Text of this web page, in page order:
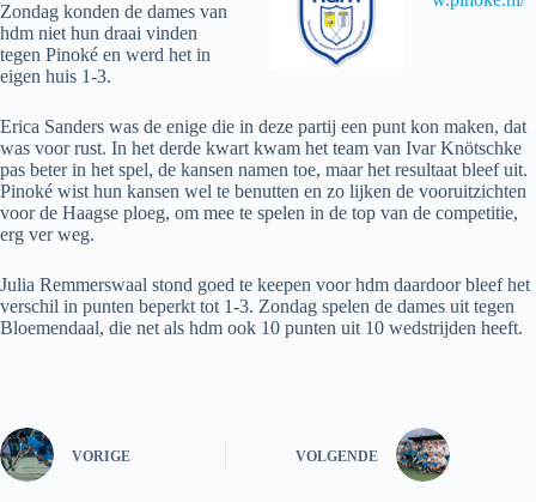
Zondag konden de dames van
hdm niet hun draai vinden
tegen Pinoké en werd het in
eigen huis 1-3.
Erica Sanders was de enige die in deze partij een punt kon maken, dat
was voor rust. In het derde kwart kwam het team van Ivar Knötschke
pas beter in het spel, de kansen namen toe, maar het resultaat bleef uit.
Pinoké wist hun kansen wel te benutten en zo lijken de vooruitzichten
voor de Haagse ploeg, om mee te spelen in de top van de competitie,
erg ver weg.
Julia Remmerswaal stond goed te keepen voor hdm daardoor bleef het
verschil in punten beperkt tot 1-3. Zondag spelen de dames uit tegen
Bloemendaal, die net als hdm ook 10 punten uit 10 wedstrijden heeft.
VORIGE VOLGENDE